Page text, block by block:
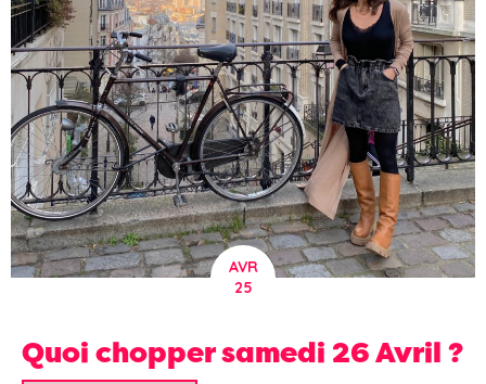
AVR
25
Quoi chopper samedi 26 Avril ?